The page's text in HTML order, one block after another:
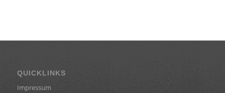
QUICKLINKS
Impressum